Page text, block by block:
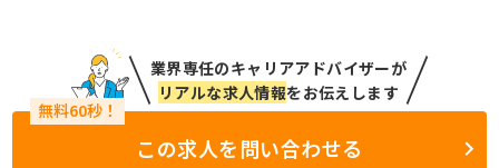
業界専任のキャリアアドバイザーが
リアルな求人情報をお伝えします
この求人を問い合わせる